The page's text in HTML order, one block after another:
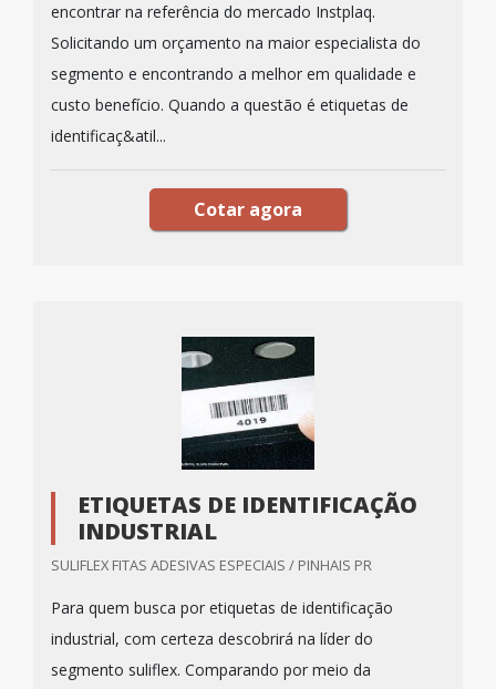
encontrar na referência do mercado Instplaq.
Solicitando um orçamento na maior especialista do
segmento e encontrando a melhor em qualidade e
custo benefício. Quando a questão é etiquetas de
identificaç&atil...
Cotar agora
ETIQUETAS DE IDENTIFICAÇÃO
INDUSTRIAL
SULIFLEX FITAS ADESIVAS ESPECIAIS / PINHAIS PR
Para quem busca por etiquetas de identificação
industrial, com certeza descobrirá na líder do
segmento suliflex. Comparando por meio da